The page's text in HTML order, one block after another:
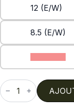
12 (E/W)
8.5 (E/W)
quantité
de
Brantin